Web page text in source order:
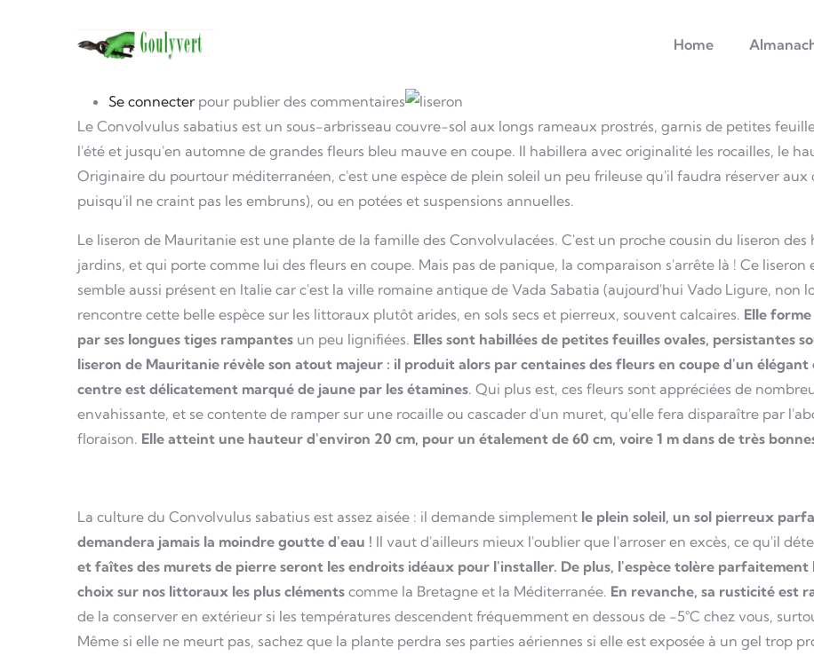
Home
Se connecter pour publier des commentaires
photo
Image
Le Convolvulus sabatius est un sous-arbrisseau couvre-sol aux longs rameaux prostrés, garnis de petites
l'été et jusqu'en automne de grandes fleurs bleu mauve en coupe. Il habillera avec originalité les rocailles, le
Originaire du pourtour méditerranéen, c'est une espèce de plein soleil un peu frileuse qu'il faudra réserver
puisqu'il ne craint pas les embruns), ou en potées et suspensions annuelles.
Le liseron de Mauritanie est une plante de la famille des Convolvulacées. C'est un proche cousin du liseron
jardins, et qui porte comme lui des fleurs en coupe. Mais pas de panique, la comparaison s'arrête là ! Ce
semble aussi présent en Italie car c'est la ville romaine antique de Vada Sabatia (aujourd'hui Vado Ligure, non
rencontre cette belle espèce sur les littoraux plutôt arides, en sols secs et pierreux, souvent calcaires. Elle
par ses longues tiges rampantes un peu lignifiées. Elles sont habillées de petites feuilles ovales, persistantes
liseron de Mauritanie révèle son atout majeur : il produit alors par centaines des fleurs en coupe d'un
centre est délicatement marqué de jaune par les étamines. Qui plus est, ces fleurs sont appréciées de
envahissante, et se contente de ramper sur une rocaille ou cascader d'un muret, qu'elle fera disparaître par
floraison. Elle atteint une hauteur d'environ 20 cm, pour un étalement de 60 cm, voire 1 m dans de très
La culture du Convolvulus sabatius est assez aisée : il demande simplement le plein soleil, un sol pierreux
demandera jamais la moindre goutte d'eau ! Il vaut d'ailleurs mieux l'oublier que l'arroser en excès, ce qu'il
et faîtes des murets de pierre seront les endroits idéaux pour l'installer. De plus, l'espèce tolère parfaitement
choix sur nos littoraux les plus cléments comme la Bretagne et la Méditerranée. En revanche, sa rusticité est
de la conserver en extérieur si les températures descendent fréquemment en dessous de -5°C chez vous,
Même si elle ne meurt pas, sachez que la plante perdra ses parties aériennes si elle est exposée à un gel trop